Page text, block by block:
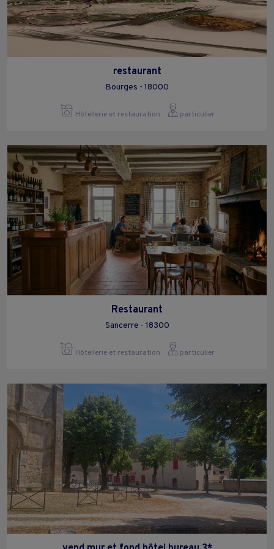
restaurant
Bourges - 18000
Hôtellerie et restauration particulier
Restaurant
Sancerre - 18300
Hôtellerie et restauration particulier